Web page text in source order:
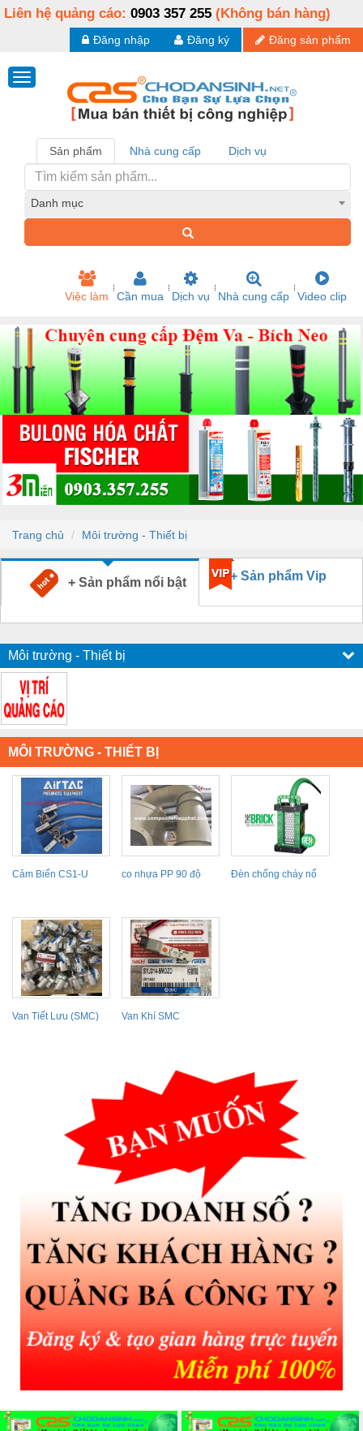
Liên hệ quảng cáo: 0903 357 255 (Không bán hàng)
Đăng sản phẩm
Đăng ký
Đăng nhập
Sản phẩm Nhà cung cấp Dịch vụ
Danh mục
Việc làm Cần mua Dịch vụ Nhà cung cấp Video clip
Trang chủ Môi trường - Thiết bị
+ Sản phẩm nổi bật + Sản phẩm Vip
Môi trường - Thiết bị
MÔI TRƯỜNG - THIẾT BỊ
Cảm Biến CS1-U co nhựa PP 90 độ
Đèn chống cháy nổ
Van Tiết Lưu (SMC)
Van Khí SMC